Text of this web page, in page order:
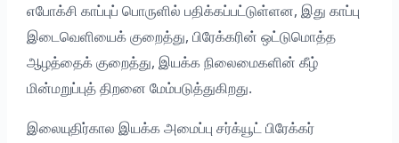
எபோக்சி காப்புப் பொருளில் பதிக்கப்பட்டுள்ளன, இது காப்பு
இடைவெளியைக் குறைத்து, பிரேக்கரின் ஒட்டுமொத்த
ஆழத்தைக் குறைத்து, இயக்க நிலைமைகளின் கீழ்
மின்மறுப்புத் திறனை மேம்படுத்துகிறது.
இலையுதிர்கால இயக்க அமைப்பு சர்க்யூட் பிரேக்கர்